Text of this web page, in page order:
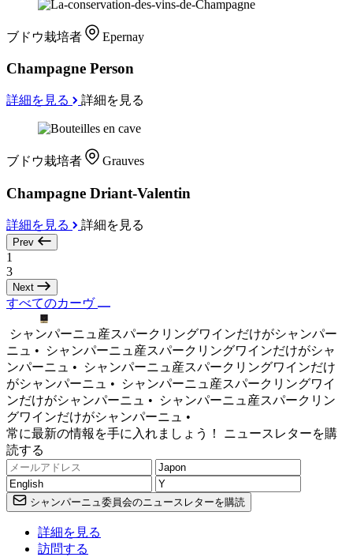
ブドウ栽培者 Epernay
Champagne Person
詳細を見る 詳細を見る
ブドウ栽培者 Grauves
Champagne Driant-Valentin
詳細を見る 詳細を見る
Prev
1
3
Next
すべてのカーヴ
シャンパーニュ産スパークリングワインだけがシャンパー
ニュ •
シャンパーニュ産スパークリングワインだけがシャ
ンパーニュ •
シャンパーニュ産スパークリングワインだけ
がシャンパーニュ •
シャンパーニュ産スパークリングワイ
ンだけがシャンパーニュ •
シャンパーニュ産スパークリン
グワインだけがシャンパーニュ •
常に最新の情報を手に入れましょう！ ニュースレターを購
読する
シャンパーニュ委員会のニュースレターを購読
詳細を見る
訪問する